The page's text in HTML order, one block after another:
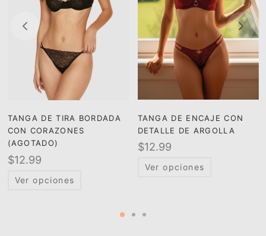
TANGA DE TIRA BORDADA
CON CORAZONES
(AGOTADO)
$12.99
Ver opciones
TANGA DE ENCAJE CON
DETALLE DE ARGOLLA
$12.99
Ver opciones